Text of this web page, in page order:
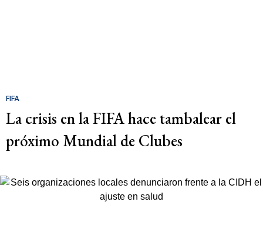
FIFA
La crisis en la FIFA hace tambalear el
próximo Mundial de Clubes